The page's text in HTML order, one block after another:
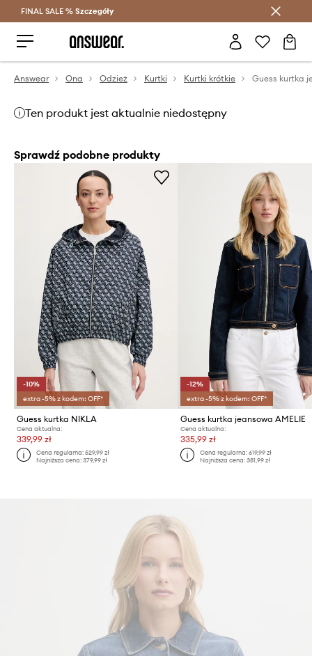
Oszczędzaj z Answear Club >
FINAL SALE % Szczegóły
Answear Ona Odzież Kurtki Kurtki krótkie Guess kurtka
Ten produkt jest aktualnie niedostępny
Sprawdź podobne produkty
-10%
extra -5% z kodem: OFF*
Guess kurtka NIKLA
Cena aktualna:
339,99 zł
Cena regularna:529,99 zł
Najniższa cena:379,99 zł
-12%
extra -5% z kodem: OFF*
Guess kurtka jeansowa AMELIE
Cena aktualna:
335,99 zł
Cena regularna: 619,99 zł
Najniższa cena: 381,99 zł